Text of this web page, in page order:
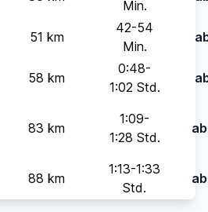
Min.
51 km
42-54
Min.
58 km
0:48-
1:02 Std.
83 km
1:09-
1:28 Std.
88 km
1:13-1:33
Std.